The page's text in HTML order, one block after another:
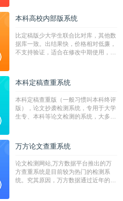
本科高校内部版系统
比定稿版少大学生联合比对库，其他数
据库一致。出结果快，价格相对低廉，
不支持验证，适合在修改中期使用，定
本科定稿查重系统
本科定稿查重版（一般习惯叫本科终评
版），论文抄袭检测系统，专用于大学
生专、本科等论文检测的系统，大多数
万方论文查重系统
论文检测网站,万方数据平台推出的万
方查重系统是目前较为热门的检测系
统。究其原因，万方数据通过近年的发